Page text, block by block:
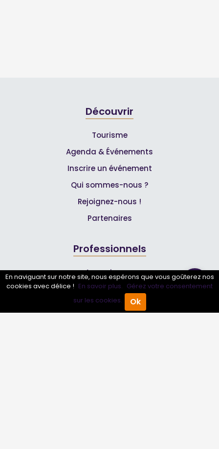
Annuaire Pro Agenda
Découvrir
Tourisme
Agenda & Événements
Inscrire un événement
Qui sommes-nous ?
Rejoignez-nous !
Partenaires
Professionnels
Annuaire pro
Inscrire mon entreprise
Les Abonnements Pros
En naviguant sur notre site, nous espérons que vous goûterez nos
cookies avec délice ! En savoir plus. Gérez votre consentement
sur les cookies.
Ok